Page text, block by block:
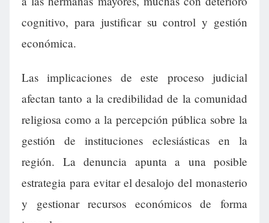
cognitivo, para justificar su control y gestión
económica.
Las implicaciones de este proceso judicial
afectan tanto a la credibilidad de la comunidad
religiosa como a la percepción pública sobre la
gestión de instituciones eclesiásticas en la
región. La denuncia apunta a una posible
estrategia para evitar el desalojo del monasterio
y gestionar recursos económicos de forma